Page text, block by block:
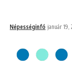
Népességinfó január 19,